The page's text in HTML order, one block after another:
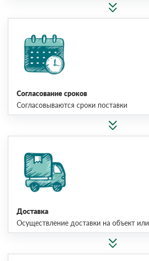
Согласование сроков
Согласовываются сроки поставки
Доставка
Осуществление доставки на объект